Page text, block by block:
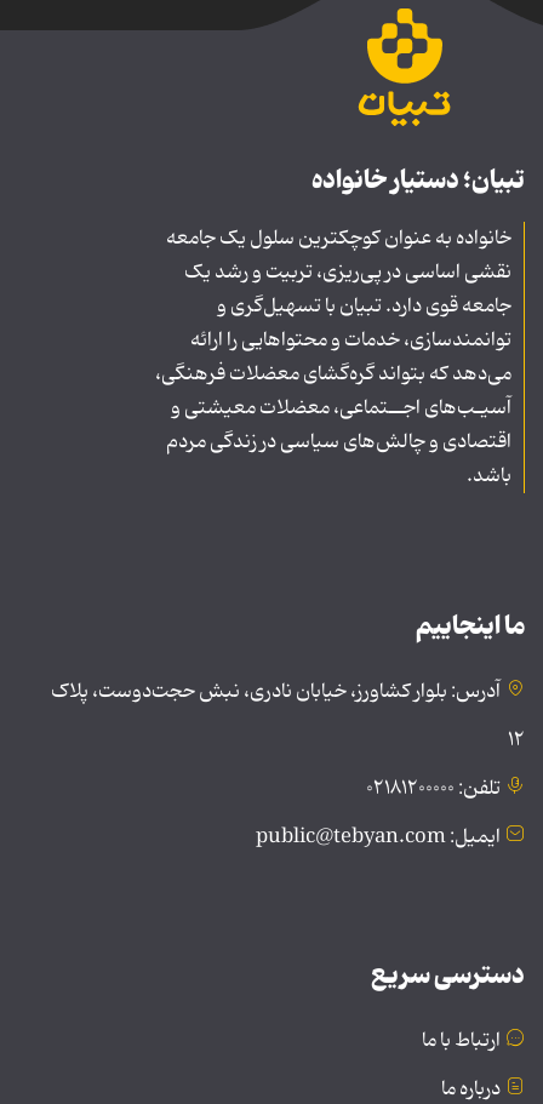
تبیان؛ دستیار خانواده
خانواده به عنوان کوچکترین سلول یک جامعه
نقشی اساسی در پی‌ریزی، تربیت و رشد یک
جامعه قوی دارد. تبیان با تسهیل‌گری و
توانمندسازی، خدمات و محتواهایی را ارائه
می‌دهد که بتواند گره‌گشای معضلات فرهنگی،
آسیـب‌های اجــتماعی، معضلات معیشتی و
اقتصادی و چالش‌های سیاسی در زندگی مردم
باشد.
ما اینجاییم
آدرس: بلوار کشاورز، خیابان نادری، نبش حجت‌دوست، پلاک
۱۲
تلفن: ۰۲۱۸۱۲۰۰۰۰۰
ایمیل: public@tebyan.com
دسترسی سریع
ارتباط با ما
درباره ما